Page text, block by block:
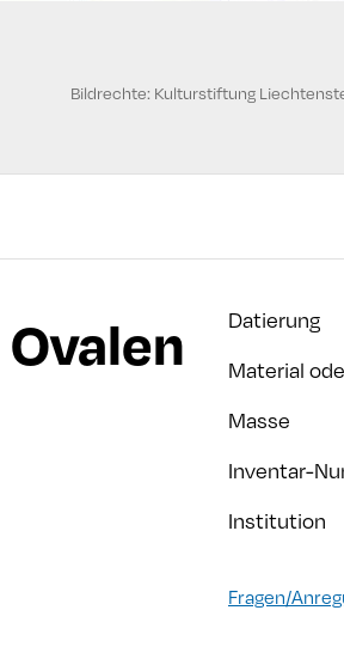
Bildrechte: Kulturstiftung
Datierung
Material
Masse
Inventar-
Institution
Fragen/